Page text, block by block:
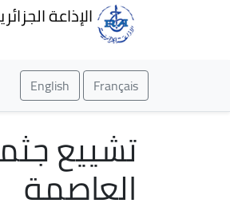
الإذاعة
Français
English
تشييع
العاصمة